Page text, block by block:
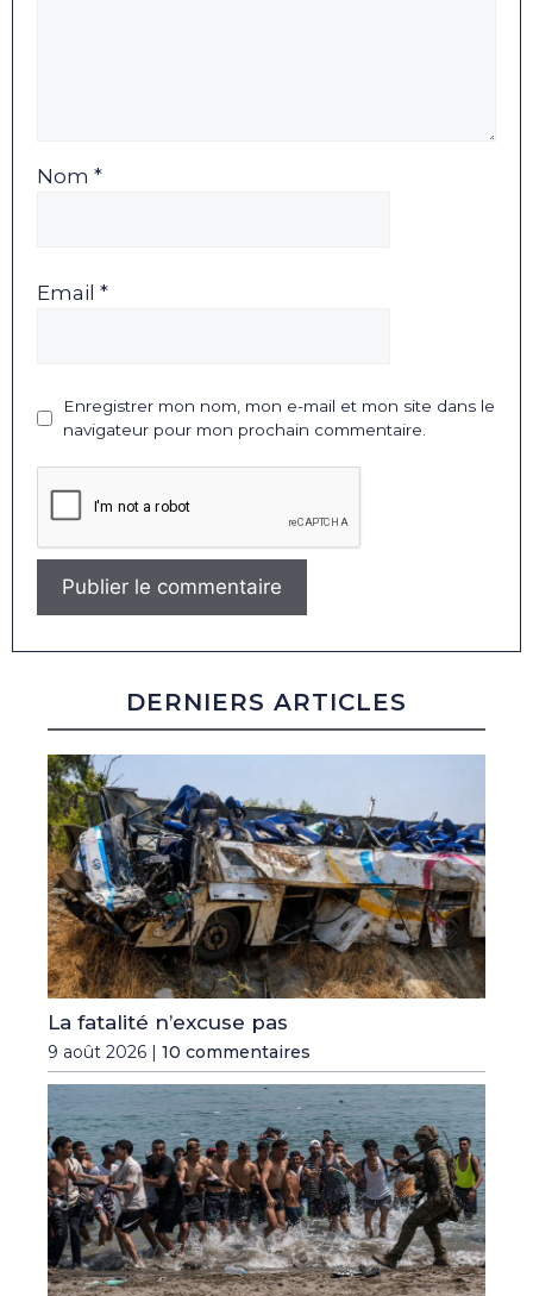
Nom *
Email *
Enregistrer mon nom, mon e-mail et mon site dans le
navigateur pour mon prochain commentaire.
DERNIERS ARTICLES
La fatalité n’excuse pas
9 août 2026 | 10 commentaires